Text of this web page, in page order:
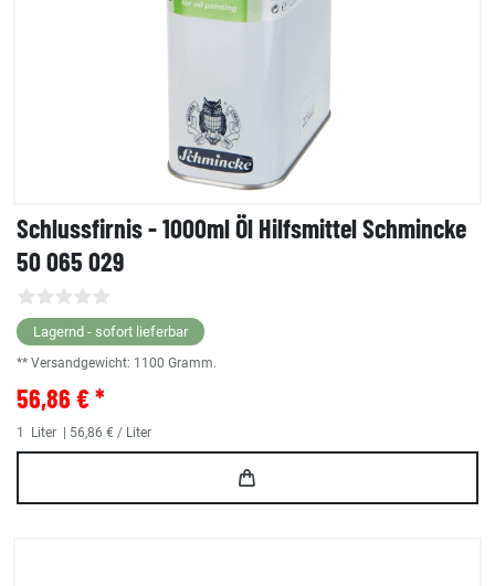
Schlussfirnis - 1000ml Öl Hilfsmittel Schmincke
50 065 029
Lagernd - sofort lieferbar
** Versandgewicht: 1100 Gramm.
56,86 € *
1 Liter | 56,86 € / Liter